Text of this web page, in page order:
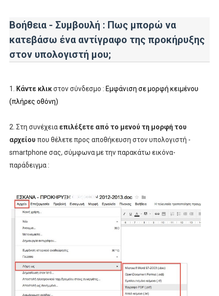
Βοήθεια - Συμβουλή : Πως μπορώ να
κατεβάσω ένα αντίγραφο της προκήρυξης
στον υπολογιστή μου;
1. Κάντε κλικστον σύνδεσμο : Εμφάνιση σε μορφή κειμένου
(πλήρες οθόνη)
2. Στη συνέχεια επιλέξετε από το μενού τη μορφή του
αρχείου που θέλετε προς αποθήκευση στον υπολογιστή -
smartphone σας, σύμφωνα με την παρακάτω εικόνα-
παράδειγμα :